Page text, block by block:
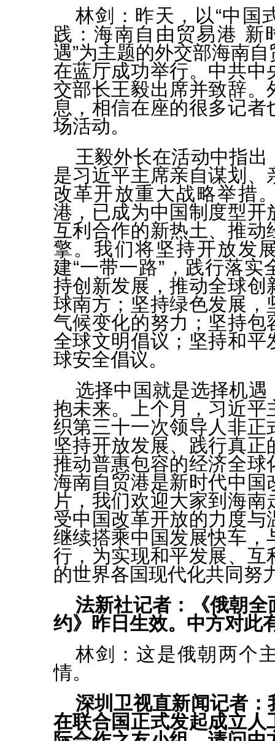
林剑： 昨天，以“中国
践：海南自由贸易港 新
遇”为主题的外交部海南
在蓝厅成功举行。中共中
交部长王毅出席并致辞。
息，相信在座的很多记者
场活动。
王毅外长在活动中指
是习近平主席亲自谋划、
改革开放重大战略举措
港，已成为中国制度型开
互利合作的新热土、推动
擎。我们将坚持开放发
建“一带一路”，践行落
持创新发展，推动全球创
球南方；坚持绿色发展，
气候变化的努力；坚持包
全球文明倡议；坚持和平
球安全倡议。
选择中国就是选择机
抱未来。上个月，习近平
织第三十一次领导人非正
坚持开放发展、践行真正
推动普惠包容的经济全球
海南自贸港是新时代中国
片，我们欢迎大家到海
受中国改革开放的力度与
继续搭乘中国发展快车，
行，为实现和平发展、互
的世界各国现代化共同努
法新社记者：《俄朝
约》昨日生效。中方对此
林剑：这是俄朝两个
情。
深圳卫视直新闻记者
在联合国正式发起成立人